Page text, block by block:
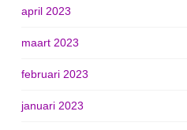
april 2023
maart 2023
februari 2023
januari 2023